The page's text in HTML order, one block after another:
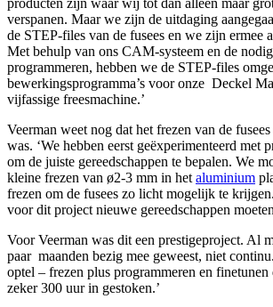
producten zijn waar wij tot dan alleen maar
verspanen. Maar we zijn de uitdaging
de STEP-files van de fusees en we zijn ermee
Met behulp van ons CAM-systeem en de
programmeren, hebben we de STEP-files
bewerkingsprogramma’s voor onze Deckel
vijfassige freesmachine.’
Veerman weet nog dat het frezen van de
was. ‘We hebben eerst geëxperimenteerd met
om de juiste gereedschappen te bepalen. We
kleine frezen van ø2-3 mm in het aluminium
frezen om de fusees zo licht mogelijk te
voor dit project nieuwe gereedschappen
Voor Veerman was dit een prestigeproject. Al
paar maanden bezig mee geweest, niet
optel – frezen plus programmeren en finetunen
zeker 300 uur in gestoken.’